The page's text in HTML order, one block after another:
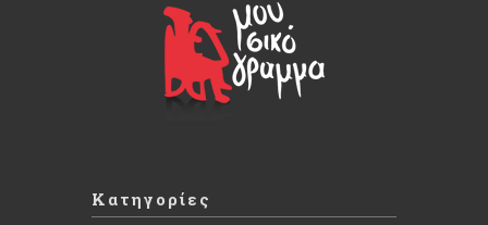
Κατηγορίες